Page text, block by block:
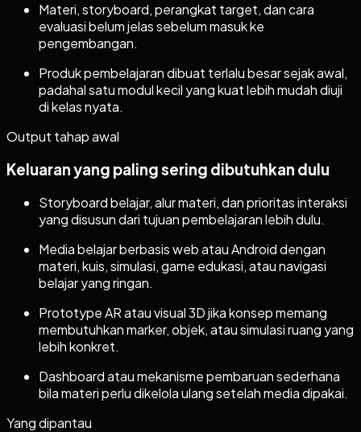
Materi, storyboard, perangkat target, dan cara
evaluasi belum jelas sebelum masuk ke
pengembangan.
Produk pembelajaran dibuat terlalu besar sejak awal,
padahal satu modul kecil yang kuat lebih mudah diuji
di kelas nyata.
Output tahap awal
Keluaran yang paling sering dibutuhkan dulu
Storyboard belajar, alur materi, dan prioritas interaksi
yang disusun dari tujuan pembelajaran lebih dulu.
Media belajar berbasis web atau Android dengan
materi, kuis, simulasi, game edukasi, atau navigasi
belajar yang ringan.
Prototype AR atau visual 3D jika konsep memang
membutuhkan marker, objek, atau simulasi ruang yang
lebih konkret.
Dashboard atau mekanisme pembaruan sederhana
bila materi perlu dikelola ulang setelah media dipakai.
Yang dipantau